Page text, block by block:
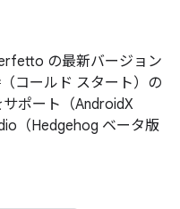
の最新バージョン
コールド スタート）の
ポート（AndroidX
（Hedgehog ベータ版